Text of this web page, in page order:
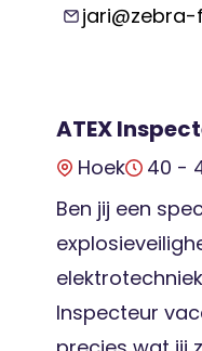
ATEX
Hoek
40 -
Ben jij een
Inspecteur